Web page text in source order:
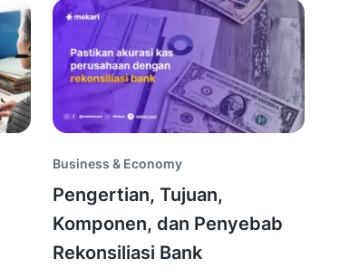
Business & Economy
Pengertian, Tujuan,
Komponen, dan Penyebab
Rekonsiliasi Bank